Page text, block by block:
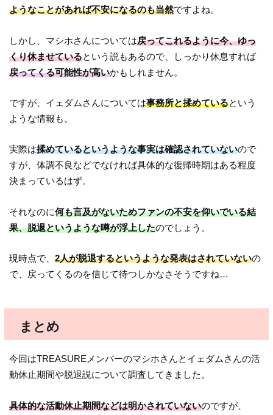
ようなことがあれば不安になるのも当然ですよね。
しかし、マシホさんについては戻ってこれるように今、ゆっ
くり休ませているという説もあるので、しっかり休息すれば
戻ってくる可能性が高いかもしれません。
ですが、イェダムさんについては事務所と揉めているという
ような情報も。
実際は揉めているというような事実は確認されていないので
すが、体調不良などでなければ具体的な復帰時期はある程度
決まっているはず。
それなのに何も言及がないためファンの不安を仰いでいる結
果、脱退というような噂が浮上したのでしょう。
現時点で、2人が脱退するというような発表はされていないの
で、戻ってくるのを信じて待つしかなさそうですね…
まとめ
今回はTREASUREメンバーのマシホさんとイェダムさんの活
動休止期間や脱退説について調査してきました。
具体的な活動休止期間などは明かされていないのですが、